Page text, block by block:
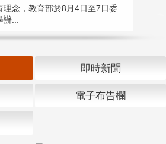
理念，教育部於8月4日至7日委
...
即時新聞
電子布告欄